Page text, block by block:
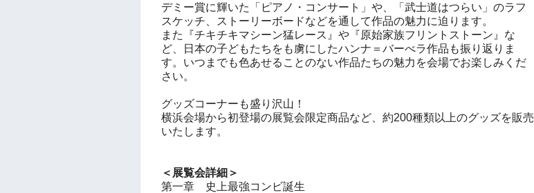
デミー賞に輝いた「ピアノ・コンサート」や、「武士道はつらい」のラフ
スケッチ、ストーリーボードなどを通して作品の魅力に迫ります。
また『チキチキマシーン猛レース』や『原始家族フリントストーン』な
ど、日本の子どもたちをも虜にしたハンナ＝バーべラ作品も振り返りま
す。いつまでも色あせることのない作品たちの魅力を会場でお楽しみくだ
さい。
グッズコーナーも盛り沢山！
横浜会場から初登場の展覧会限定商品など、約200種類以上のグッズを販売
いたします。
＜展覧会詳細＞
第一章 史上最強コンビ誕生